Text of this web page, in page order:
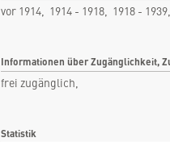
vor 1914, 1914 - 1918, 1918 -
Informationen über Zugänglichkeit,
frei zugänglich,
Statistik